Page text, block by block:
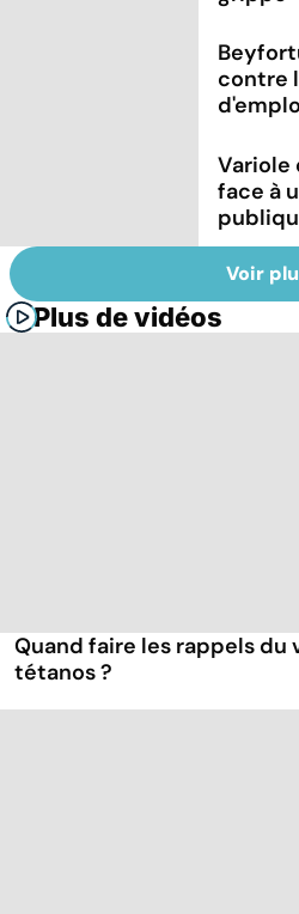
contre
Variole
face à
Voir
Plus de vidéos
Quand faire les rappels du
tétanos ?